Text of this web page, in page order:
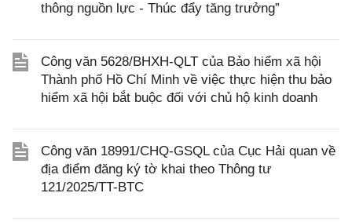
thông nguồn lực - Thúc đẩy tăng trưởng”
Công văn 5628/BHXH-QLT của Bảo hiểm xã hội
Thành phố Hồ Chí Minh về việc thực hiện thu bảo
hiểm xã hội bắt buộc đối với chủ hộ kinh doanh
Công văn 18991/CHQ-GSQL của Cục Hải quan về
địa điểm đăng ký tờ khai theo Thông tư
121/2025/TT-BTC